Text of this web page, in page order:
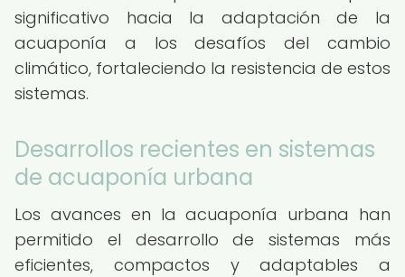
significativo hacia la adaptación de la
acuaponía a los desafíos del cambio
climático, fortaleciendo la resistencia de estos
sistemas.
Desarrollos recientes en sistemas
de acuaponía urbana
Los avances en la acuaponía urbana han
permitido el desarrollo de sistemas más
eficientes, compactos y adaptables a